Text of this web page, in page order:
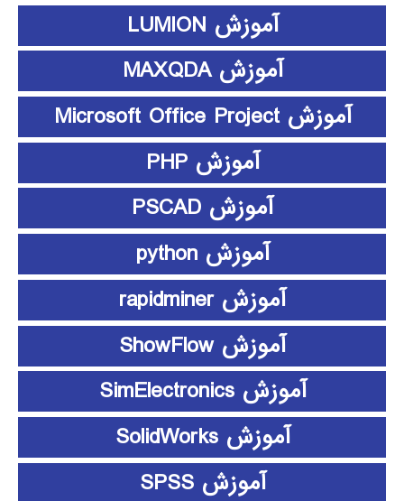
آموزش LUMION
آموزش MAXQDA
آموزش Microsoft Office Project
آموزش PHP
آموزش PSCAD
آموزش python
آموزش rapidminer
آموزش ShowFlow
آموزش SimElectronics
آموزش SolidWorks
آموزش SPSS